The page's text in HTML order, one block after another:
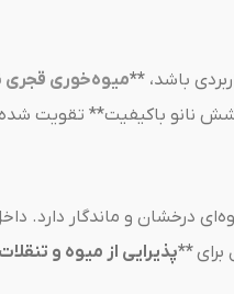
باشد، **میوه‌خوری قجری
نانو باکیفیت** تقویت
درخشان و ماندگار دارد.
**پذیرایی از میوه و